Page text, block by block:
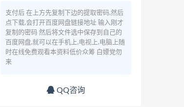
支付后 在上方先复制下边的提取密码,然后
点下载,会打开百度网盘链接地址 输入刚才
复制的密码 然后将文件选中保存到自己的
百度网盘,就可以在手机上,电视上,电脑上随
时在线免费观看本资料低价众筹 白嫖党勿
来
QQ咨询